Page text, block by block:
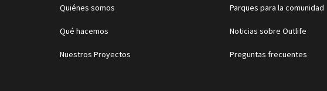
Quiénes somos
Qué hacemos
Nuestros Proyectos
Parques para la comunidad
Noticias sobre Outlife
Preguntas frecuentes